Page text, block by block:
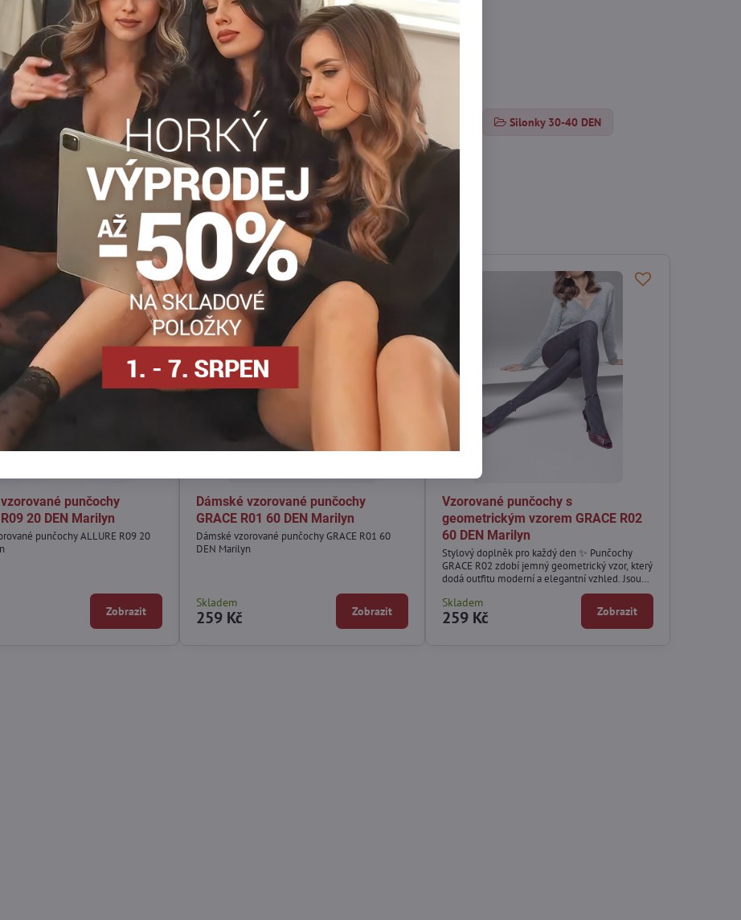
Punčocháče 30-40 DEN Dámské punčocháče DEN Vzorované pančuchy Silonky 30-40 DEN
Facebook
Twitter BlueskyPinterestReddit LinkedIn WhatsApp
E-
mail
punčochy
20 DEN Marilyn
punčochy ALLURE R09 20
Zobrazit
Dámské vzorované punčochy
GRACE R01 60 DEN Marilyn
Dámské vzorované punčochy GRACE R01 60
DEN Marilyn
Skladem
259 Kč Zobrazit
Vzorované punčochy s
geometrickým vzorem GRACE R02
60 DEN Marilyn
Stylový doplněk pro každý den ✨ Punčochy
GRACE R02 zdobí jemný geometrický vzor, který
dodá outfitu moderní a elegantní vzhled. Jsou
skvělou volbou pro chladnější období, kdy
chcete vypadat dobře a zároveň se cítit
pohodlně.
Skladem
259 Kč Zobrazit